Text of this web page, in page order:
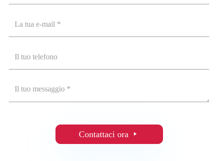
Contattaci ora 